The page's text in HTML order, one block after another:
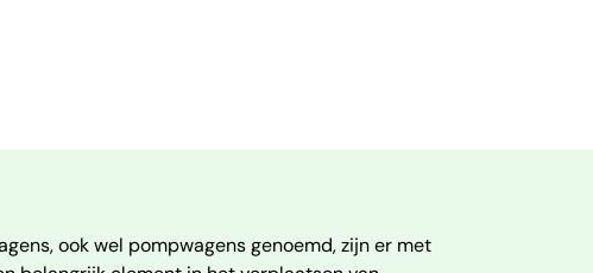
ook wel pompwagens genoemd, zijn er met